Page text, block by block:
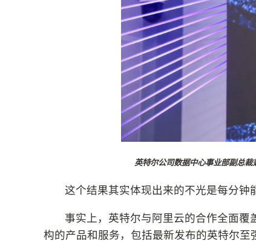
英特尔公司数据中心事业部副总
这个结果其实体现出来的不光是每分钟
事实上，英特尔与阿里云的合作全面
构的产品和服务，包括最新发布的英特尔